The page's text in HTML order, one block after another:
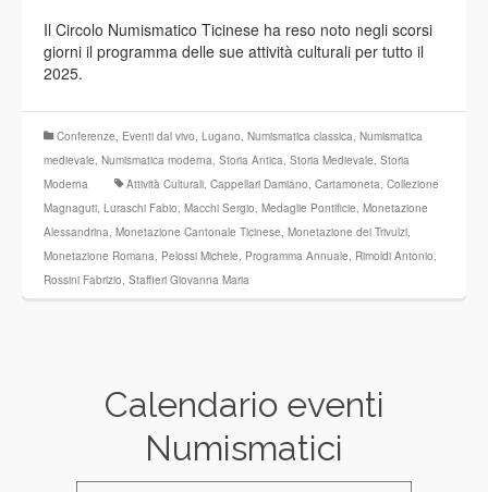
Il Circolo Numismatico Ticinese ha reso noto negli scorsi
giorni il programma delle sue attività culturali per tutto il
2025.
Conferenze, Eventi dal vivo, Lugano, Numismatica classica, Numismatica
medievale, Numismatica moderna, Storia Antica, Storia Medievale, Storia
Moderna
Attività Culturali, Cappellari Damiano, Cartamoneta, Collezione
Magnaguti, Luraschi Fabio, Macchi Sergio, Medaglie Pontificie, Monetazione
Alessandrina, Monetazione Cantonale Ticinese, Monetazione dei Trivulzi,
Monetazione Romana, Pelossi Michele, Programma Annuale, Rimoldi Antonio,
Rossini Fabrizio, Staffieri Giovanna Maria
Calendario eventi
Numismatici